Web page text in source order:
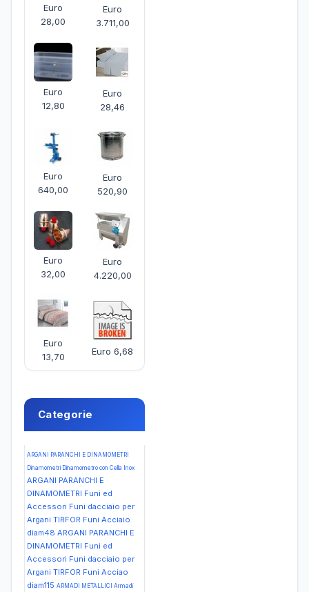
Euro
28,00
Euro
3.711,00
Euro
12,80
Euro
28,46
Euro
640,00
Euro
520,90
Euro
32,00
Euro
4.220,00
Euro
13,70
Euro 6,68
Categorie
ARGANI PARANCHI E DINAMOMETRI
Dinamometri Dinamometro con Cella Inox
ARGANI PARANCHI E
DINAMOMETRI Funi ed
Accessori Funi dacciaio per
Argani TIRFOR Funi Acciaio
diam48 ARGANI PARANCHI E
DINAMOMETRI Funi ed
Accessori Funi dacciaio per
Argani TIRFOR Funi Acciao
diam115 ARMADI METALLICI Armadi